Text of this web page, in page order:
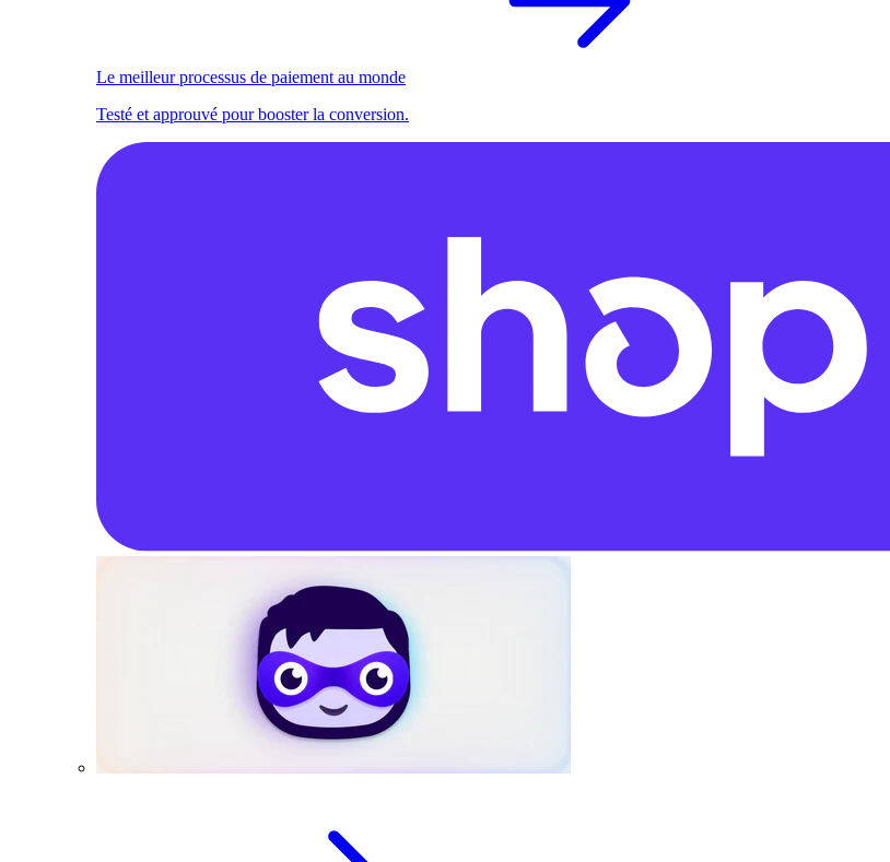
Le meilleur processus de paiement au monde
Testé et approuvé pour booster la conversion.